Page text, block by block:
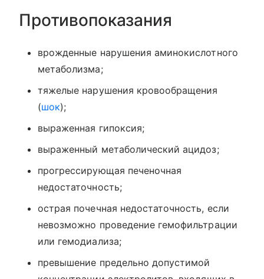
Противопоказания
врожденные нарушения аминокислотного
метаболизма;
тяжелые нарушения кровообращения
(шок);
выраженная гипоксия;
выраженный метаболический ацидоз;
прогрессирующая печеночная
недостаточность;
острая почечная недостаточность, если
невозможно проведение гемофильтрации
или гемодиализа;
превышение предельно допустимой